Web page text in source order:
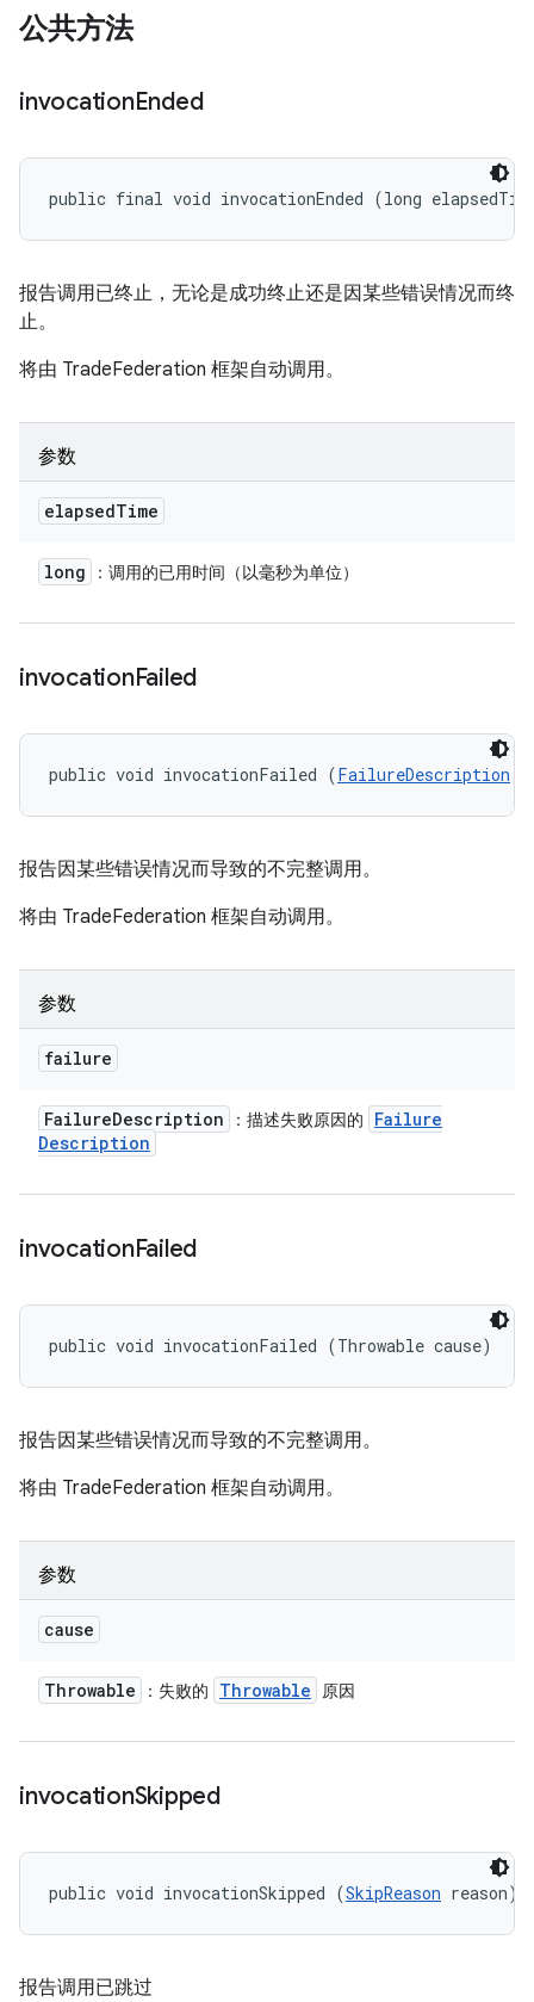
公共方法
invocationEnded
public final void invocationEnded (long
报告调用已终止，无论是成功终止还是因某些错误情况而终
止。
将由 TradeFederation 框架自动调用。
参数
elapsedTime
long ：调用的已用时间（以毫秒为单位）
invocationFailed
public void invocationFailed (FailureDescription
报告因某些错误情况而导致的不完整调用。
将由 TradeFederation 框架自动调用。
参数
failure
FailureDescription ：描述失败原因的
Failure
Description
invocationFailed
public void invocationFailed (Throwable cause)
报告因某些错误情况而导致的不完整调用。
将由 TradeFederation 框架自动调用。
参数
cause
Throwable ：失败的 Throwable 原因
invocationSkipped
public void invocationSkipped (SkipReason reason)
报告调用已跳过